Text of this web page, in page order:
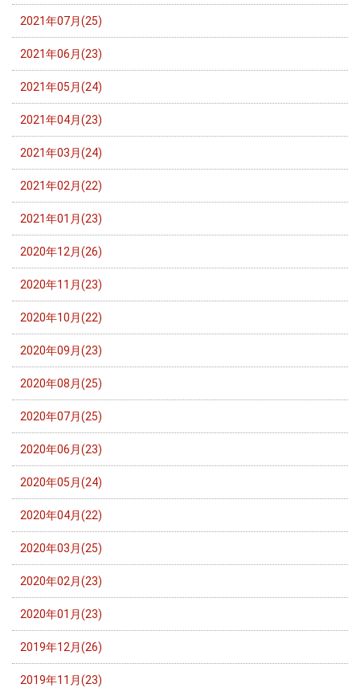
2021年07月(25)
2021年06月(23)
2021年05月(24)
2021年04月(23)
2021年03月(24)
2021年02月(22)
2021年01月(23)
2020年12月(26)
2020年11月(23)
2020年10月(22)
2020年09月(23)
2020年08月(25)
2020年07月(25)
2020年06月(23)
2020年05月(24)
2020年04月(22)
2020年03月(25)
2020年02月(23)
2020年01月(23)
2019年12月(26)
2019年11月(23)